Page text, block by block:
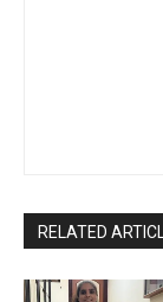
RELATED